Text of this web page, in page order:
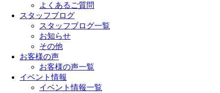
よくあるご質問
スタッフブログ
スタッフブログ一覧
お知らせ
その他
お客様の声
お客様の声一覧
イベント情報
イベント情報一覧